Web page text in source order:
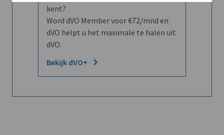
kent?
Word dVO Member voor €72/mnd en
dVO helpt u het maximale te halen uit
dVO.
Bekijk dVO+